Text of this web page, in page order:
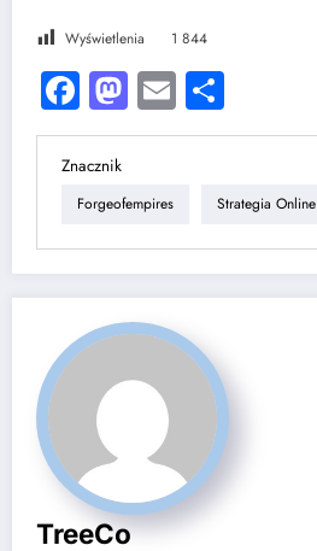
Wyświetlenia 1 844
Facebook
Mastodon
Email
Znacznik
Forgeofempires Strategia Online
TreeCo